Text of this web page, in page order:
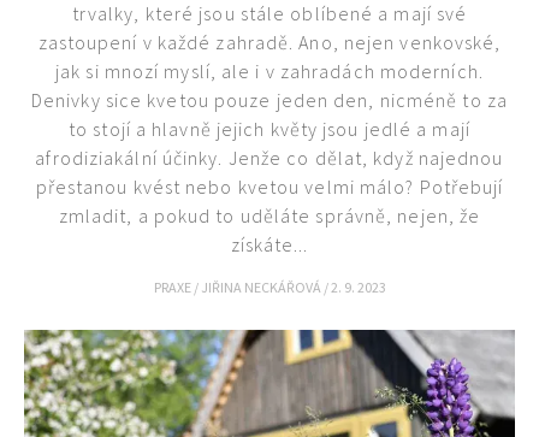
trvalky, které jsou stále oblíbené a mají své
zastoupení v každé zahradě. Ano, nejen venkovské,
jak si mnozí myslí, ale i v zahradách moderních.
Denivky sice kvetou pouze jeden den, nicméně to za
to stojí a hlavně jejich květy jsou jedlé a mají
afrodiziakální účinky. Jenže co dělat, když najednou
přestanou kvést nebo kvetou velmi málo? Potřebují
zmladit, a pokud to uděláte správně, nejen, že
získáte...
PRAXE / JIŘINA NECKÁŘOVÁ /2. 9. 2023